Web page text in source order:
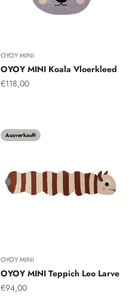
OYOY MINI
OYOY MINI Koala Vloerkleed
Angebot
€118,00
Ausverkauft
OYOY MINI
OYOY MINI Teppich Leo Larve
Angebot
€94,00